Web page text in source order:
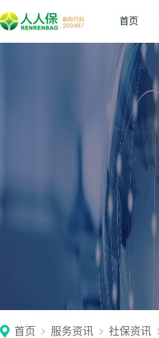
首页
首页 服务资讯 社保资讯